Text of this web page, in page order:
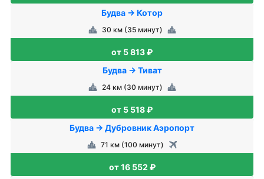
Будва → Котор
30 км (35 минут)
от 5 813 ₽
Будва → Тиват
24 км (30 минут)
от 5 518 ₽
Будва → Дубровник Аэропорт
71 км (100 минут)
от 16 552 ₽